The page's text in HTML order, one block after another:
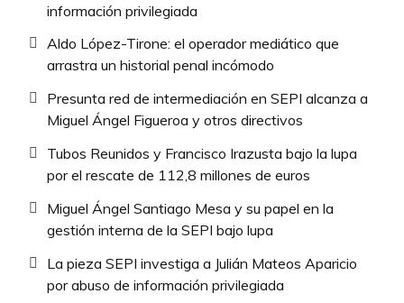
información privilegiada
Aldo López-Tirone: el operador mediático que
arrastra un historial penal incómodo
Presunta red de intermediación en SEPI alcanza a
Miguel Ángel Figueroa y otros directivos
Tubos Reunidos y Francisco Irazusta bajo la lupa
por el rescate de 112,8 millones de euros
Miguel Ángel Santiago Mesa y su papel en la
gestión interna de la SEPI bajo lupa
La pieza SEPI investiga a Julián Mateos Aparicio
por abuso de información privilegiada